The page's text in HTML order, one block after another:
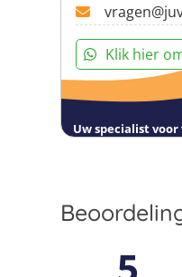
Klik hier
Uw specialist